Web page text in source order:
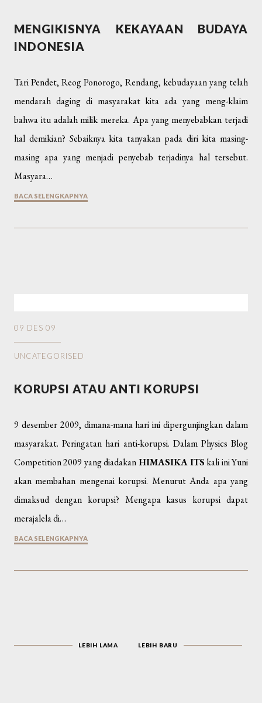
MENGIKISNYA KEKAYAAN BUDAYA
INDONESIA
Tari Pendet, Reog Ponorogo, Rendang, kebudayaan yang telah
mendarah daging di masyarakat kita ada yang meng-klaim
bahwa itu adalah milik mereka. Apa yang menyebabkan terjadi
hal demikian? Sebaiknya kita tanyakan pada diri kita masing-
masing apa yang menjadi penyebab terjadinya hal tersebut.
Masyara…
BACA SELENGKAPNYA
09 DES 09
UNCATEGORISED
KORUPSI ATAU ANTI KORUPSI
9 desember 2009, dimana-mana hari ini dipergunjingkan dalam
masyarakat. Peringatan hari anti-korupsi. Dalam Physics Blog
Competition 2009 yang diadakanHIMASIKA ITS kali ini Yuni
akan membahan mengenai korupsi. Menurut Anda apa yang
dimaksud dengan korupsi? Mengapa kasus korupsi dapat
merajalela di…
BACA SELENGKAPNYA
LEBIH LAMA LEBIH BARU